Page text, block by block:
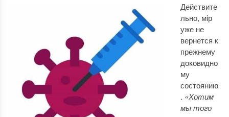
Действите
льно, мiр
уже не
вернется к
прежнему
доковидно
му
состоянию
. «Хотим
мы того